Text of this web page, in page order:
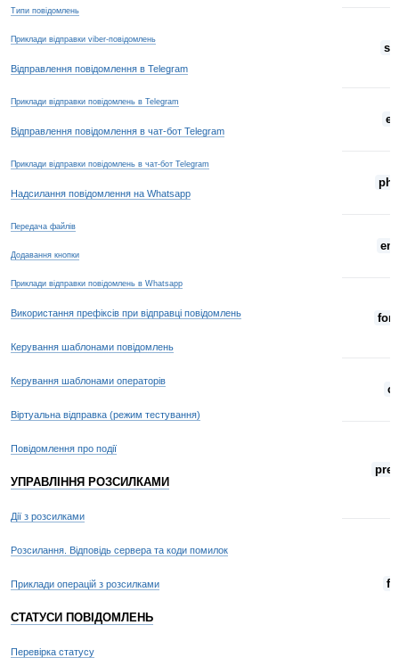
Типи повідомлень
Приклади відправки viber-повідомлень
Відправлення повідомлення в Telegram
Приклади відправки повідомлень в Telegram
Відправлення повідомлення в чат-бот Telegram
Приклади відправки повідомлень в чат-бот Telegram
Надсилання повідомлення на Whatsapp
Передача файлів
Додавання кнопки
Приклади відправки повідомлень в Whatsapp
Використання префіксів при відправці повідомлень
Керування шаблонами повідомлень
Керування шаблонами операторів
Віртуальна відправка (режим тестування)
Повідомлення про події
УПРАВЛІННЯ РОЗСИЛКАМИ
Дії з розсилками
Розсилання. Відповідь сервера та коди помилок
Приклади операцій з розсилками
СТАТУСИ ПОВІДОМЛЕНЬ
Перевірка статусу